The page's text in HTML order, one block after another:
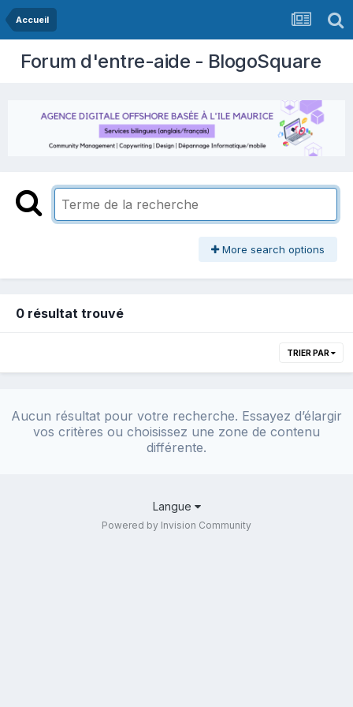
Accueil
Forum d'entre-aide - BlogoSquare
More search options
0 résultat trouvé
TRIER PAR
Aucun résultat pour votre recherche. Essayez d’élargir
vos critères ou choisissez une zone de contenu
différente.
Langue
Powered by Invision Community